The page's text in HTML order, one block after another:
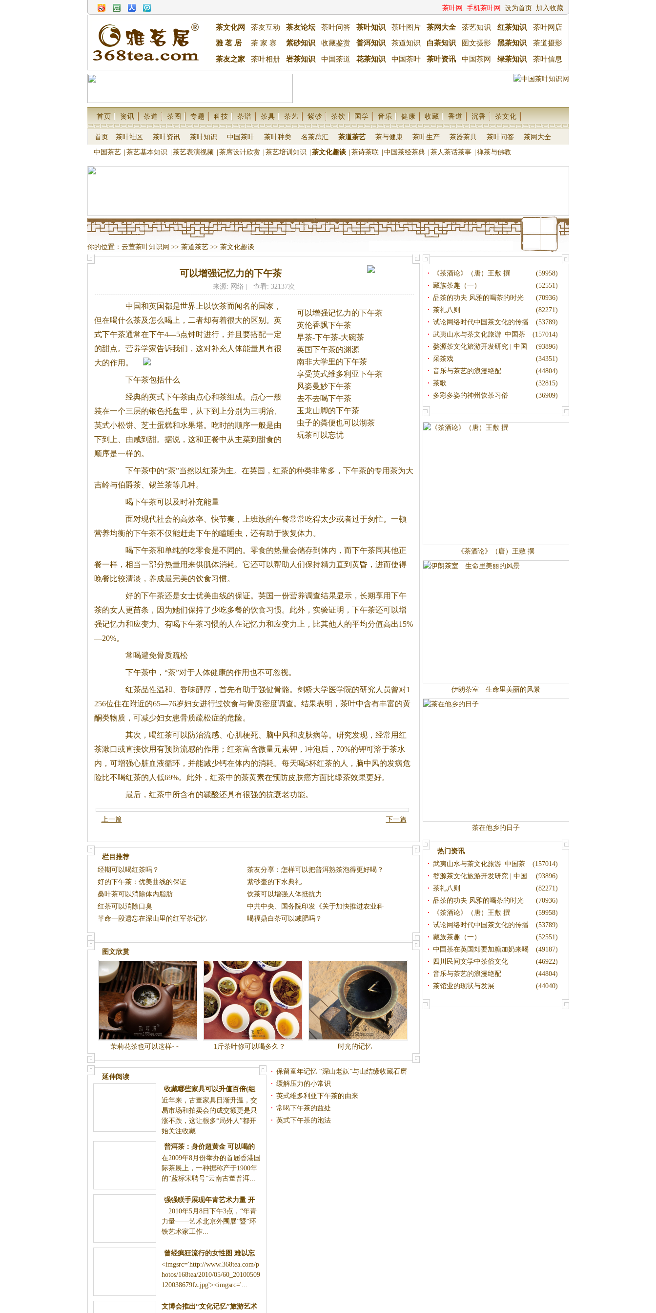
茶叶网 手机茶叶网 设为首页 加入收藏
茶文化网 茶友互动 茶友论坛 茶叶问答 茶叶知识 茶叶图片 茶网大全 茶艺知识 红茶知识
茶叶网店
雅 茗 居
茶 家 寨 紫砂知识 收藏鉴赏 普洱知识 茶道知识 白茶知识 图文摄影 黑茶知识 茶道摄影
茶友之家 茶叶相册 岩茶知识 中国茶道 花茶知识 中国茶叶 茶叶资讯 中国茶网 绿茶知识 茶叶信息
首页 资讯 茶道 茶图 专题 科技 茶谱 茶具 茶艺 紫砂 茶饮 国学 音乐 健康 收藏 香道 沉香 茶文化
首页 茶叶社区 茶叶资讯 茶叶知识 中国茶叶 茶叶种类 名茶总汇 茶道茶艺 茶与健康 茶叶生产 茶器茶具 茶叶问答 茶网大全
中国茶艺 茶艺基本知识 茶艺表演视频 茶席设计欣赏 茶艺培训知识 茶文化趣谈 茶诗茶联 中国茶经茶典 茶人茶话茶事 禅茶与佛教
你的位置： 云萱茶叶知识网 >> 茶道茶艺>> 茶文化趣谈
可以增强记忆力的下午茶
来源: 网络 | 查看: 32137次
可以增强记忆力的下午茶
英伦香飘下午茶
早茶-下午茶-大碗茶
英国下午茶的渊源
南非大学里的下午茶
享受英式维多利亚下午茶
风姿曼妙下午茶
去不去喝下午茶
玉龙山脚的下午茶
虫子的粪便也可以沏茶
玩茶可以忘忧
中国和英国都是世界上以饮茶而闻名的国家，
但在喝什么茶及怎么喝上，二者却有着很大的区别。 英
式下午茶通常在下午4—5点钟时进行，并且要搭配一定
的甜点。营养学家告诉我们，这对补充人体能量具有很
大的作用。
下午茶包括什么
经典的英式下午茶由点心和茶组成。点心一般
装在一个三层的银色托盘里，从下到上分别为三明治、
英式小松饼、芝士蛋糕和水果塔。吃时的顺序一般是由
下到上、由咸到甜。据说，这和正餐中从主菜到甜食的
顺序是一样的。
下午茶中的“茶”当然以红茶为主。在英国，红茶的种类非常多，下午茶的专用茶为大
吉岭与伯爵茶、锡兰茶等几种。
喝下午茶可以及时补充能量
面对现代社会的高效率、快节奏，上班族的午餐常常吃得太少或者过于匆忙。一顿
营养均衡的下午茶不仅能赶走下午的瞌睡虫，还有助于恢复体力。
喝下午茶和单纯的吃零食是不同的。零食的热量会储存到体内，而下午茶同其他正
餐一样，相当一部分热量用来供肌体消耗。它还可以帮助人们保持精力直到黄昏，进而使得
晚餐比较清淡，养成最完美的饮食习惯。
好的下午茶还是女士优美曲线的保证。英国一份营养调查结果显示，长期享用下午
茶的女人更苗条，因为她们保持了少吃多餐的饮食习惯。此外，实验证明，下午茶还可以增
强记忆力和应变力。有喝下午茶习惯的人在记忆力和应变力上，比其他人的平均分值高出15%
—20%。
常喝避免骨质疏松
下午茶中，“茶”对于人体健康的作用也不可忽视。
红茶品性温和、香味醇厚，首先有助于强健骨骼。剑桥大学医学院的研究人员曾对1
256位住在附近的65—76岁妇女进行过饮食与骨质密度调查。结果表明， 茶叶中含有丰富的黄
酮类物质，可减少妇女患骨质疏松症的危险。
其次，喝红茶可以防治流感、心肌梗死、脑中风和皮肤病等。研究发现，经常用红
茶漱口或直接饮用有预防流感的作用；红茶富含微量元素钾，冲泡后，70%的钾可溶于茶水
内，可增强心脏血液循环，并能减少钙在体内的消耗。每天喝5杯红茶的人，脑中风的发病危
险比不喝红茶的人低69%。此外，红茶中的茶黄素在预防皮肤癌方面比绿茶效果更好。
最后，红茶中所含有的鞣酸还具有很强的抗衰老功能。
上一篇 下一篇
栏目推荐
经期可以喝红茶吗？
茶友分享：怎样可以把普洱熟茶泡得更好喝？
好的下午茶：优美曲线的保证
紫砂壶的下水典礼
桑叶茶可以消除体内脂肪
饮茶可以增强人体抵抗力
红茶可以消除口臭
中共中央、国务院印发《关于加快推进农业科
技创
革命一段遗忘在深山里的红军茶记忆 喝福鼎白茶可以减肥吗？
图文欣赏
茉莉花茶也可以这样~~ 1斤茶叶你可以喝多久？ 时光的记忆
延伸阅读
收藏哪些家具可以升值百倍(组
图)
近年来，古董家具日渐升温，交
易市场和拍卖会的成交额更是只
涨不跌，这让很多“局外人”都开
始关注收藏...
普洱茶：身价超黄金 可以喝的
古董
在2009年8月份举办的首届香港国
际茶展上，一种据称产于1900年
的“蓝标宋聘号”云南古董普洱...
强强联手展现年青艺术力量 开
放园区环铁增强公众交流
2010年5月8日下午3点，“年青
力量——艺术北京外围展”暨“环
铁艺术家工作...
曾经疯狂流行的女性图 难以忘
怀的时代记忆 图
<imgsrc='http://www.368tea.com/p
hotos/168tea/2010/05/60_20100509
120038679fz.jpg'><imgsrc='...
文博会推出“文化记忆”旅游艺术
保留童年记忆 “深山老妖”与山结缘收藏石磨
缓解压力的小常识
英式维多利亚下午茶的由来
常喝下午茶的益处
英式下午茶的泡法
(59958)
《茶酒论》（唐）王敷 撰
(52551)
藏族茶趣（一）
(70936)
品茶的功夫 风雅的喝茶的时光
(82271)
茶礼八则
(53789)
试论网络时代中国茶文化的传播
(157014)
武夷山水与茶文化旅游| 中国茶
文
(93896)
婺源茶文化旅游开发研究 | 中国
茶
(34351)
采茶戏
(44804)
音乐与茶艺的浪漫绝配
(32815)
茶歌
(36909)
多彩多姿的神州饮茶习俗
《茶酒论》（唐）王敷 撰
伊朗茶室 生命里美丽的风景
茶在他乡的日子
热门资讯
(157014)
武夷山水与茶文化旅游| 中国茶
文
(93896)
婺源茶文化旅游开发研究 | 中国
茶
(82271)
茶礼八则
(70936)
品茶的功夫 风雅的喝茶的时光
(59958)
《茶酒论》（唐）王敷 撰
(53789)
试论网络时代中国茶文化的传播
(52551)
藏族茶趣（一）
(49187)
中国茶在英国却要加糖加奶来喝
(46922)
四川民间文学中茶俗文化
(44804)
音乐与茶艺的浪漫绝配
(44040)
茶馆业的现状与发展